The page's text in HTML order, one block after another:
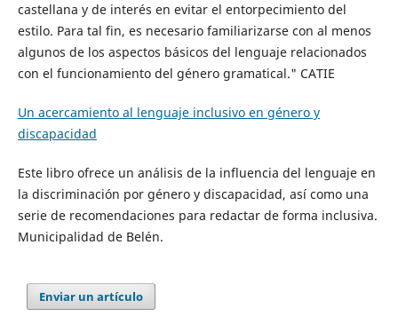
castellana y de interés en evitar el entorpecimiento del
estilo. Para tal fin, es necesario familiarizarse con al menos
algunos de los aspectos básicos del lenguaje relacionados
con el funcionamiento del género gramatical." CATIE
Un acercamiento al lenguaje inclusivo en género y
discapacidad
Este libro ofrece un análisis de la influencia del lenguaje en
la discriminación por género y discapacidad, así como una
serie de recomendaciones para redactar de forma inclusiva.
Municipalidad de Belén.
Enviar un artículo